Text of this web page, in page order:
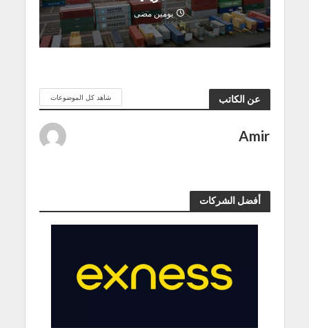
يومين مضى
عن الكاتب شاهد كل الموضوعات
Amir
أفضل الشركات